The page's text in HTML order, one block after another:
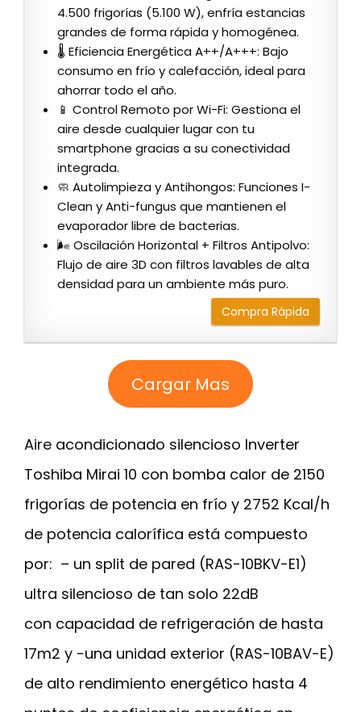
4.500 frigorías (5.100 W), enfría estancias
grandes de forma rápida y homogénea.
🌡️ Eficiencia Energética A++/A+++: Bajo
consumo en frío y calefacción, ideal para
ahorrar todo el año.
📱 Control Remoto por Wi-Fi: Gestiona el
aire desde cualquier lugar con tu
smartphone gracias a su conectividad
integrada.
🧼 Autolimpieza y Antihongos: Funciones I-
Clean y Anti-fungus que mantienen el
evaporador libre de bacterias.
🌬️ Oscilación Horizontal + Filtros Antipolvo:
Flujo de aire 3D con filtros lavables de alta
densidad para un ambiente más puro.
Compra Rápida
Cargar Mas
Aire acondicionado silencioso Inverter
Toshiba Mirai 10 con bomba calor de 2150
frigorías de potencia en frío y 2752 Kcal/h
de potencia calorífica está compuesto
por: – un split de pared (RAS-10BKV-E1)
ultra silencioso de tan solo 22dB
con capacidad de refrigeración de hasta
17m2 y -una unidad exterior (RAS-10BAV-E)
de alto rendimiento energético hasta 4